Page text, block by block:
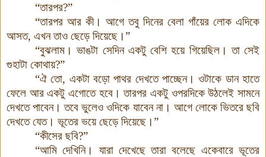
“তারপর?”
“তারপর আর কী। আগে তবু দিনের বেলা গাঁয়ের লোক এদিকে
আসত, এখন তাও ছেড়ে দিয়েছে।”
“বুঝলাম । ভাঙটা সেদিন একটু বেশি হয়ে গিয়েছিল। তা সেই
গুহাটা কোথায়?”
“ঐ তো, একটা বড়ো পাথর দেখতে পাচ্ছেন। ওটাকে ডান হাতে
ফেলে আর একটু এগোতে হবে।তারপর একটু ওপরদিকে উঠলেই সামনে
দেখতে পাবেন। তবে ভুলেও ওদিকে যাবেন না। আগে লোকে ভিতরে ছবি
দেখতে যেত। ভূতের ভয়ে ছেড়ে দিয়েছে।”
“কীসের ছবি?”
“আমি দেখিনি। যারা দেখেছে তারা বলেছে একেবারে ভূতের